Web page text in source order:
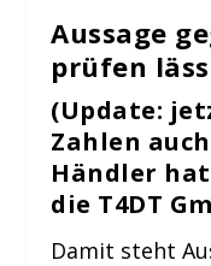
Aussage
prüfen
(Update:
Zahlen
Händler
die T4DT
Damit steht